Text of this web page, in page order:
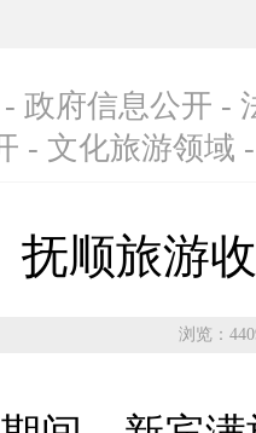
- 政府信息公开 -
- 文化旅游领域
抚顺旅游
浏览：